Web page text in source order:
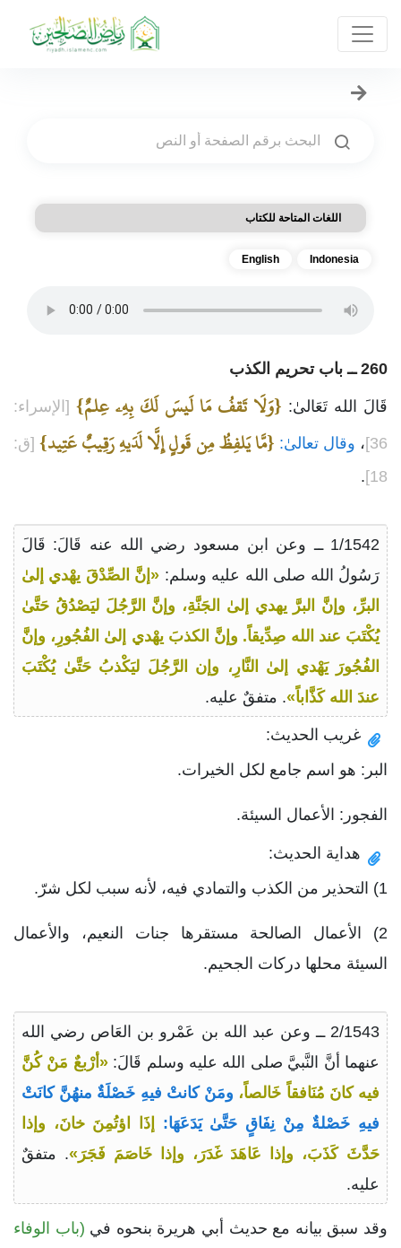
اللغات المتاحة للكتاب
Indonesia
English
260 ــ باب تحريم الكذب
قَالَ الله تَعَالىٰ: {وَلَا تَقفُ مَا لَيسَ لَكَ بِهِۦ عِلمٌ} [الإسراء:
36] ، وقال تعالىٰ: {مَّا يَلفِظُ مِن قَولٍ إِلَّا لَدَيهِ رَقِيبٌ عَتِيد} [ق:
18]
.
1/1542 ــ وعن ابن مسعود رضي الله عنه قَالَ: قَالَ
رَسُولُ الله صلى الله عليه وسلم: «إنَّ الصِّدْقَ يهْدي إلىٰ
البرِّ، وإنَّ البرَّ يهدي إلىٰ الجَنَّةِ، وإنَّ الرَّجُلَ ليَصْدُقُ حَتَّىٰ
يُكْتَبَ عند الله صِدِّيقاً. وإنَّ الكذبَ يهْدي إلىٰ الفُجُورِ، وإنَّ
الفُجُورَ يَهْدي إلىٰ النَّارِ، وإن الرَّجُلَ ليَكْذبُ حَتَّىٰ يُكْتَبَ
عندَ الله كَذَّاباً». متفقٌ عليه.
غريب الحديث:
البر: هو اسم جامع لكل الخيرات.
الفجور: الأعمال السيئة.
هداية الحديث:
1) التحذير من الكذب والتمادي فيه، لأنه سبب لكل شرّ.
2) الأعمال الصالحة مستقرها جنات النعيم، والأعمال
السيئة محلها دركات الجحيم.
2/1543 ــ وعن عبد الله بن عَمْرو بن العَاص رضي الله
عنهما أنَّ النَّبيَّ صلى الله عليه وسلم قَالَ:«أرْبعٌ مَنْ كُنَّ
فيه كانَ مُنَافقاً خَالصاً، ومَنْ كانتْ فيهِ خَصْلَةٌ منهُنَّ كانَتْ
فيهِ خَصْلةٌ مِنْ نِفَاقٍ حَتَّىٰ يَدَعَهَا: إذَا اؤتُمِنَ خانَ، وإذا
حَدَّثَ كَذَبَ، وإذا عَاهَدَ غَدَرَ، وإذا خَاصَمَ فَجَرَ». متفقٌ
عليه.
وقد سبق بيانه مع حديث أبي هريرة بنحوه في (باب الوفاء